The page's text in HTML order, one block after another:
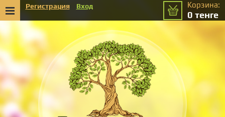
Корзина:
0 тенге
Регистрация Вход